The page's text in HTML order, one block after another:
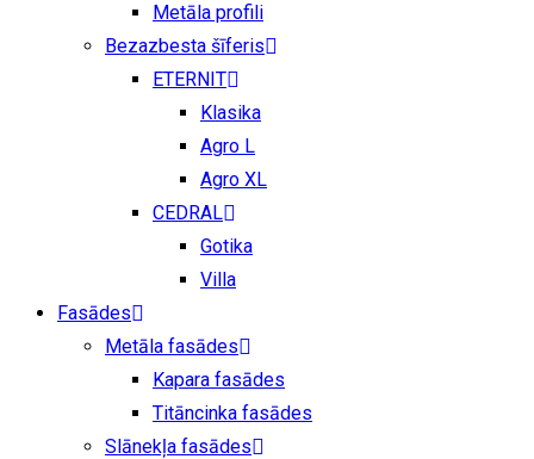
Metāla profili
Bezazbesta šīferis
ETERNIT
Klasika
Agro L
Agro XL
CEDRAL
Gotika
Villa
Fasādes
Metāla fasādes
Kapara fasādes
Titāncinka fasādes
Slānekļa fasādes